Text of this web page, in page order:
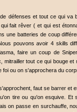
défenses et tout ce qui va
fait rêver ( et qui est
une batteries de coup
pouvons avoir 4 skills
faire un coup de
tout ce qui bouge et
ou on s'approchera du
faut se barrer et
tire ou qu'on esquive. Et
on passe en surchauffe,